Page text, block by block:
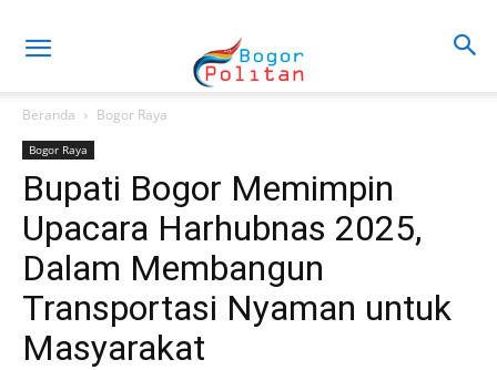
Beranda Bogor Raya
Bogor Raya
Bupati Bogor Memimpin
Upacara Harhubnas 2025,
Dalam Membangun
Transportasi Nyaman untuk
Masyarakat